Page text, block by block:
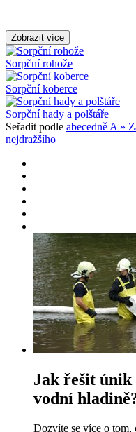
Zobrazit více
Sorpční rohože
Sorpční koberce
Sorpční hady a polštáře
Seřadit podle abecedně A » Z
nejdražšího
Jak řešit únik
vodní
Dozvíte se více o tom,